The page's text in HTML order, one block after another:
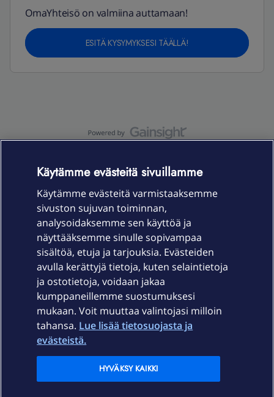
OmaYhteisö on valmiina auttamaan!
ESITÄ KYSYMYKSESI TÄÄLLÄ!
Laitteet & liittymät
Palvelut
Ajankohtaista
Elisa Oyj
Käytämme evästeitä sivuillamme
Käytämme evästeitä varmistaaksemme
sivuston sujuvan toiminnan,
analysoidaksemme sen käyttöä ja
näyttääksemme sinulle sopivampaa
sisältöä, etuja ja tarjouksia. Evästeiden
avulla kerättyjä tietoja, kuten selaintietoja
ja ostotietoja, voidaan jakaa
kumppaneillemme suostumuksesi
mukaan. Voit muuttaa valintojasi milloin
tahansa. Lue lisää tietosuojasta ja
evästeistä.
HYVÄKSY KAIKKI